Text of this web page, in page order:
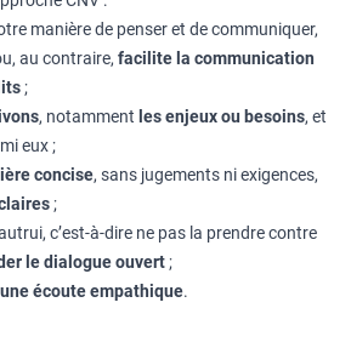
manière de penser et de communiquer,
au contraire, facilite la communication
;
, notamment les enjeux ou besoins, et
eux ;
concise, sans jugements ni exigences,
;
c’est-à-dire ne pas la prendre contre
le dialogue ouvert;
écoute empathique.